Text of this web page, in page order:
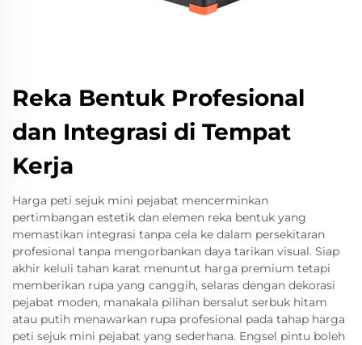
Reka Bentuk Profesional
dan Integrasi di Tempat
Kerja
Harga peti sejuk mini pejabat mencerminkan
pertimbangan estetik dan elemen reka bentuk yang
memastikan integrasi tanpa cela ke dalam persekitaran
profesional tanpa mengorbankan daya tarikan visual. Siap
akhir keluli tahan karat menuntut harga premium tetapi
memberikan rupa yang canggih, selaras dengan dekorasi
pejabat moden, manakala pilihan bersalut serbuk hitam
atau putih menawarkan rupa profesional pada tahap harga
peti sejuk mini pejabat yang sederhana. Engsel pintu boleh